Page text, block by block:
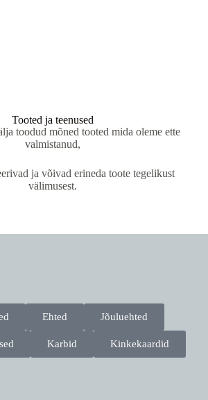
Tooted ja teenused
toodud mõned tooted mida oleme ette
valmistanud,
ja võivad erineda toote tegelikust
välimusest.
Ehted Jõuluehted
Karbid Kinkekaardid